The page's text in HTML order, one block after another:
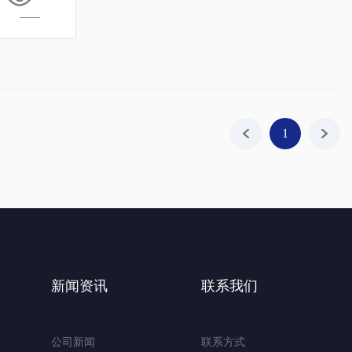
1
新闻资讯
公司新闻
联系我们
联系方式